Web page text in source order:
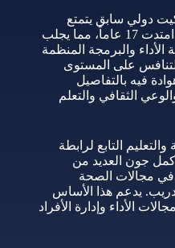
دولي سابق يتمتع
بمسيرة مهنية رياضية للنخبة امتدت 17 عاماً، مما يجلب
والبرمجة المنظمة
على المستوى
فيه بالتفاصيل
الثقافي والتعلم
التابع لرابطة
أكمل جون العديد من
في مجالات الصحة
يدعم هذا الأساس
الأداء وإدارة الأفراد